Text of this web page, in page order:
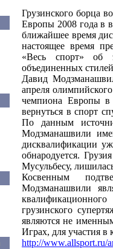
Грузинского борца
Европы 2008 года в
ближайшее время
настоящее время
«Весь спорт» об
объединенных
Давид
апреля
чемпиона Европы в
вернуться в спорт
По данным
Модзманашвили
дисквалификации
обнародуется.
Мусульбесу,
Косвенным
Модзманашвили
грузинского
являются не
Играх, для участия
http://www.allsport.ru/